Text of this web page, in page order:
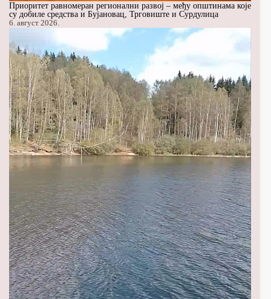
Приоритет равномеран регионални развој – међу општинама које
су добиле средства и Бујановац, Трговиште и Сурдулица
6. август 2026.